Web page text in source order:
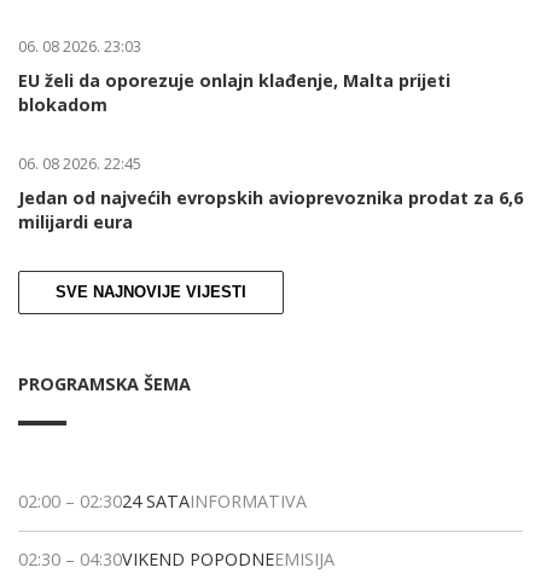
06. 08 2026. 23:03
EU želi da oporezuje onlajn klađenje, Malta prijeti
blokadom
06. 08 2026. 22:45
Jedan od najvećih evropskih avioprevoznika prodat za 6,6
milijardi eura
SVE NAJNOVIJE VIJESTI
PROGRAMSKA ŠEMA
02:00 – 02:3024 SATAINFORMATIVA
02:30 – 04:30VIKEND POPODNEEMISIJA